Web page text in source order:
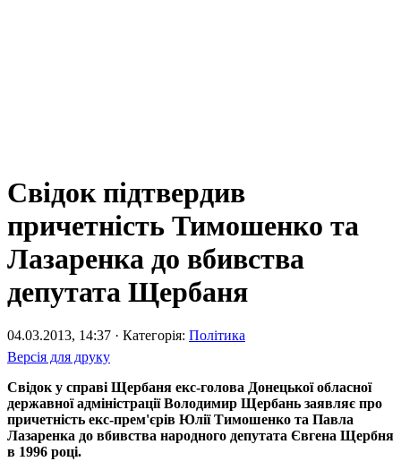
Свідок підтвердив
причетність Тимошенко та
Лазаренка до вбивства
депутата Щербаня
04.03.2013, 14:37 · Категорія: Політика
Версія для друку
Свідок у справі Щербаня екс-голова Донецької обласної
державної адміністрації Володимир Щербань заявляє про
причетність екс-прем'єрів Юлії Тимошенко та Павла
Лазаренка до вбивства народного депутата Євгена Щербня
в 1996 році.